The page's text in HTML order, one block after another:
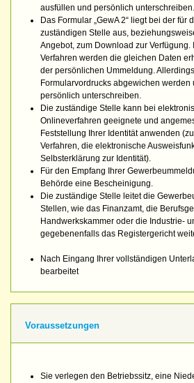
ausfüllen und persönlich unterschreiben.
Das Formular „GewA 2“ liegt bei der für
zuständigen Stelle aus,
Angebot, zum Download zur Verfügung.
Verfahren werden die gleichen Daten
der persönlichen Ummeldung.
Formularvordrucks abgewichen werden
persönlich unterschreiben.
Die zuständige Stelle kann bei
Onlineverfahren geeignete und
Feststellung Ihrer Identität anwenden
Verfahren, die elektronische
Selbsterklärung zur Identität).
Für den Empfang Ihrer
Behörde eine Bescheinigung.
Die zuständige Stelle leitet die
Stellen, wie das Finanzamt, die
Handwerkskammer oder die Industrie-
gegebenenfalls das Registergericht
Nach Eingang Ihrer vollständigen
bearbeitet
Voraussetzungen
Sie verlegen den Betriebssitz, eine